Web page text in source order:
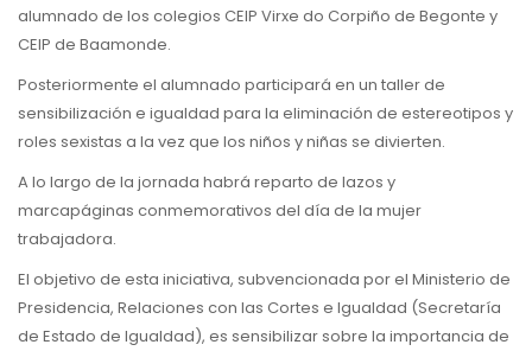
alumnado de los colegios CEIP Virxe do Corpiño de Begonte y
CEIP de Baamonde.
Posteriormente el alumnado participará en un taller de
sensibilización e igualdad para la eliminación de estereotipos y
roles sexistas a la vez que los niños y niñas se divierten.
A lo largo de la jornada habrá reparto de lazos y
marcapáginas conmemorativos del día de la mujer
trabajadora.
El objetivo de esta iniciativa, subvencionada por el Ministerio de
Presidencia, Relaciones con las Cortes e Igualdad (Secretaría
de Estado de Igualdad), es sensibilizar sobre la importancia de